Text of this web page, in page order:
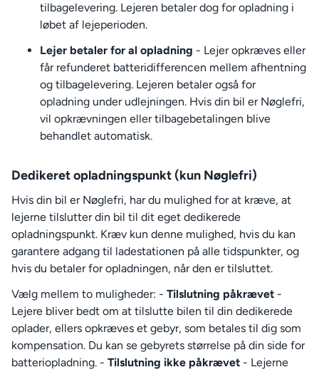
tilbagelevering. Lejeren betaler dog for opladning i
løbet af lejeperioden.
Lejer betaler for al opladning - Lejer opkræves eller
får refunderet batteridifferencen mellem afhentning
og tilbagelevering. Lejeren betaler også for
opladning under udlejningen. Hvis din bil er Nøglefri,
vil opkrævningen eller tilbagebetalingen blive
behandlet automatisk.
Dedikeret opladningspunkt (kun Nøglefri)
Hvis din bil er Nøglefri, har du mulighed for at kræve, at
lejerne tilslutter din bil til dit eget dedikerede
opladningspunkt. Kræv kun denne mulighed, hvis du kan
garantere adgang til ladestationen på alle tidspunkter, og
hvis du betaler for opladningen, når den er tilsluttet.
Vælg mellem to muligheder: - Tilslutning påkrævet -
Lejere bliver bedt om at tilslutte bilen til din dedikerede
oplader, ellers opkræves et gebyr, som betales til dig som
kompensation. Du kan se gebyrets størrelse på din side for
batteriopladning. - Tilslutning ikke påkrævet - Lejerne